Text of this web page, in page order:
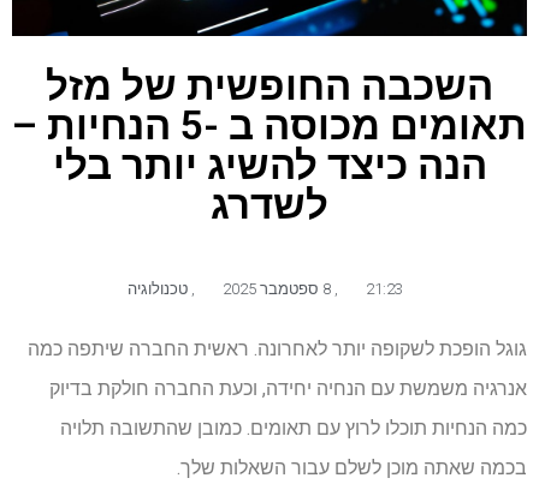
השכבה החופשית של מזל
תאומים מכוסה ב -5 הנחיות –
הנה כיצד להשיג יותר בלי
לשדרג
21:23 8 ספטמבר 2025 טכנולוגיה
גוגל הופכת לשקופה יותר לאחרונה. ראשית החברה שיתפה כמה
אנרגיה משמשת עם הנחיה יחידה, וכעת החברה חולקת בדיוק
כמה הנחיות תוכלו לרוץ עם תאומים. כמובן שהתשובה תלויה
בכמה שאתה מוכן לשלם עבור השאלות שלך.